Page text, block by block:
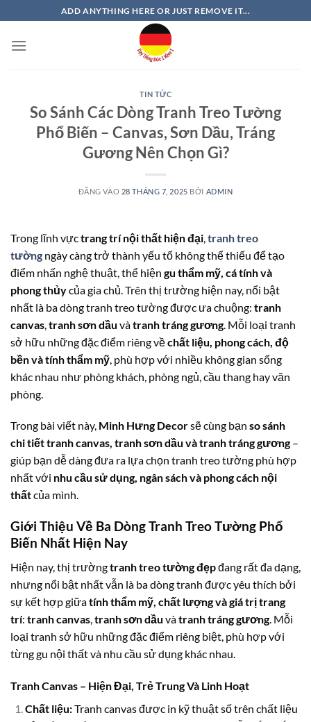
qua
nội
ADD ANYTHING HERE OR JUST REMOVE IT...
TIN TỨC
So Sánh Các Dòng Tranh Treo Tường
Phổ Biến – Canvas, Sơn Dầu, Tráng
Gương Nên Chọn Gì?
ĐĂNG VÀO 28 THÁNG 7, 2025 BỞI ADMIN
Trong lĩnh vựctrang trí nội thất hiện đại tranh treo
tường ngày càng trở thành yếu tố không thể thiếu để tạo
điểm nhấn nghệ thuật, thể hiện gu thẩm mỹ, cá tính và
phong thủycủa gia chủ. Trên thị trường hiện nay, nổi bật
nhất là ba dòng tranh treo tường được ưa chuộng: tranh
canvas tranh sơn dầu vàtranh tráng gương . Mỗi loại tranh
sở hữu những đặc điểm riêng vềchất liệu, phong cách, độ
bền và tính thẩm mỹ , phù hợp với nhiều không gian sống
khác nhau như phòng khách, phòng ngủ, cầu thang hay văn
phòng.
Trong bài viết này, Minh Hưng Decorsẽ cùng bạn so sánh
chi tiết tranh canvas, tranh sơn dầu và tranh tráng gương –
giúp bạn dễ dàng đưa ra lựa chọn tranh treo tường phù hợp
nhất với nhu cầu sử dụng, ngân sách và phong cách nội
thấtcủa mình.
Giới Thiệu Về Ba Dòng Tranh Treo Tường Phổ
Biến Nhất Hiện Nay
Hiện nay, thị trườngtranh treo tường đẹpđang rất đa dạng,
nhưng nổi bật nhất vẫn là ba dòng tranh được yêu thích bởi
sự kết hợp giữatính thẩm mỹ, chất lượng và giá trị trang
trí: tranh canvas tranh sơn dầu vàtranh tráng gương . Mỗi
loại tranh sở hữu những đặc điểm riêng biệt, phù hợp với
từng gu nội thất và nhu cầu sử dụng khác nhau.
Tranh Canvas – Hiện Đại, Trẻ Trung Và Linh Hoạt
Chất liệu:Tranh canvas được in kỹ thuật số trên chất liệu